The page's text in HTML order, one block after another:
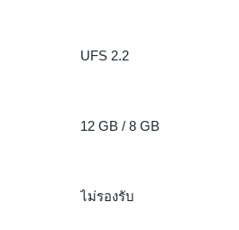
UFS 2.2
12 GB / 8 GB
ไม่รองรับ